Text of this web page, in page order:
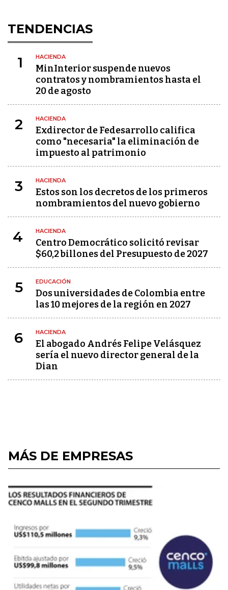
TENDENCIAS
1 HACIENDA
MinInterior suspende nuevos
contratos y nombramientos hasta el
20 de agosto
2 HACIENDA
Exdirector de Fedesarrollo califica
como "necesaria" la eliminación de
impuesto al patrimonio
3 HACIENDA
Estos son los decretos de los primeros
nombramientos del nuevo gobierno
4 HACIENDA
Centro Democrático solicitó revisar
$60,2 billones del Presupuesto de 2027
5 EDUCACIÓN
Dos universidades de Colombia entre
las 10 mejores de la región en 2027
6 HACIENDA
El abogado Andrés Felipe Velásquez
sería el nuevo director general de la
Dian
MÁS DE EMPRESAS